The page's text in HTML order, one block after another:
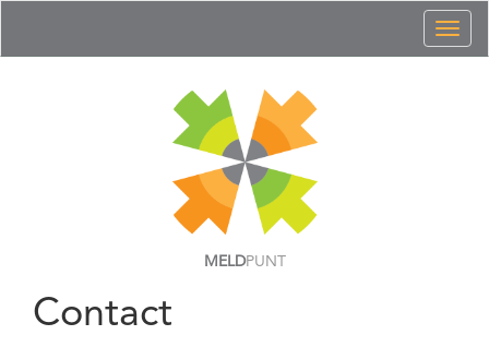
MELDPUNT
Contact